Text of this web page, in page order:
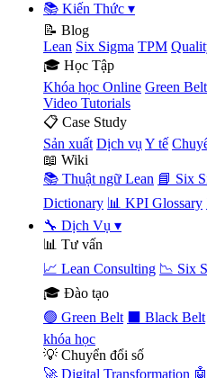
📚 Kiến Thức ▾
📝 Blog
Lean Six Sigma TPM
🎓 Học Tập
Khóa học Online Green Belt
Video Tutorials
📋 Case Study
Sản xuất Dịch vụ Y tế
📖 Wiki
📚 Thuật ngữ Lean 📘 Six
Dictionary 📊 KPI Glossary
🔧 Dịch Vụ ▾
📊 Tư vấn
📈 Lean Consulting 📉 Six
🎓 Đào tạo
🟢 Green Belt
⬛ Black Belt
khóa học
💡 Chuyển đổi số
🚀 Digital Transformation